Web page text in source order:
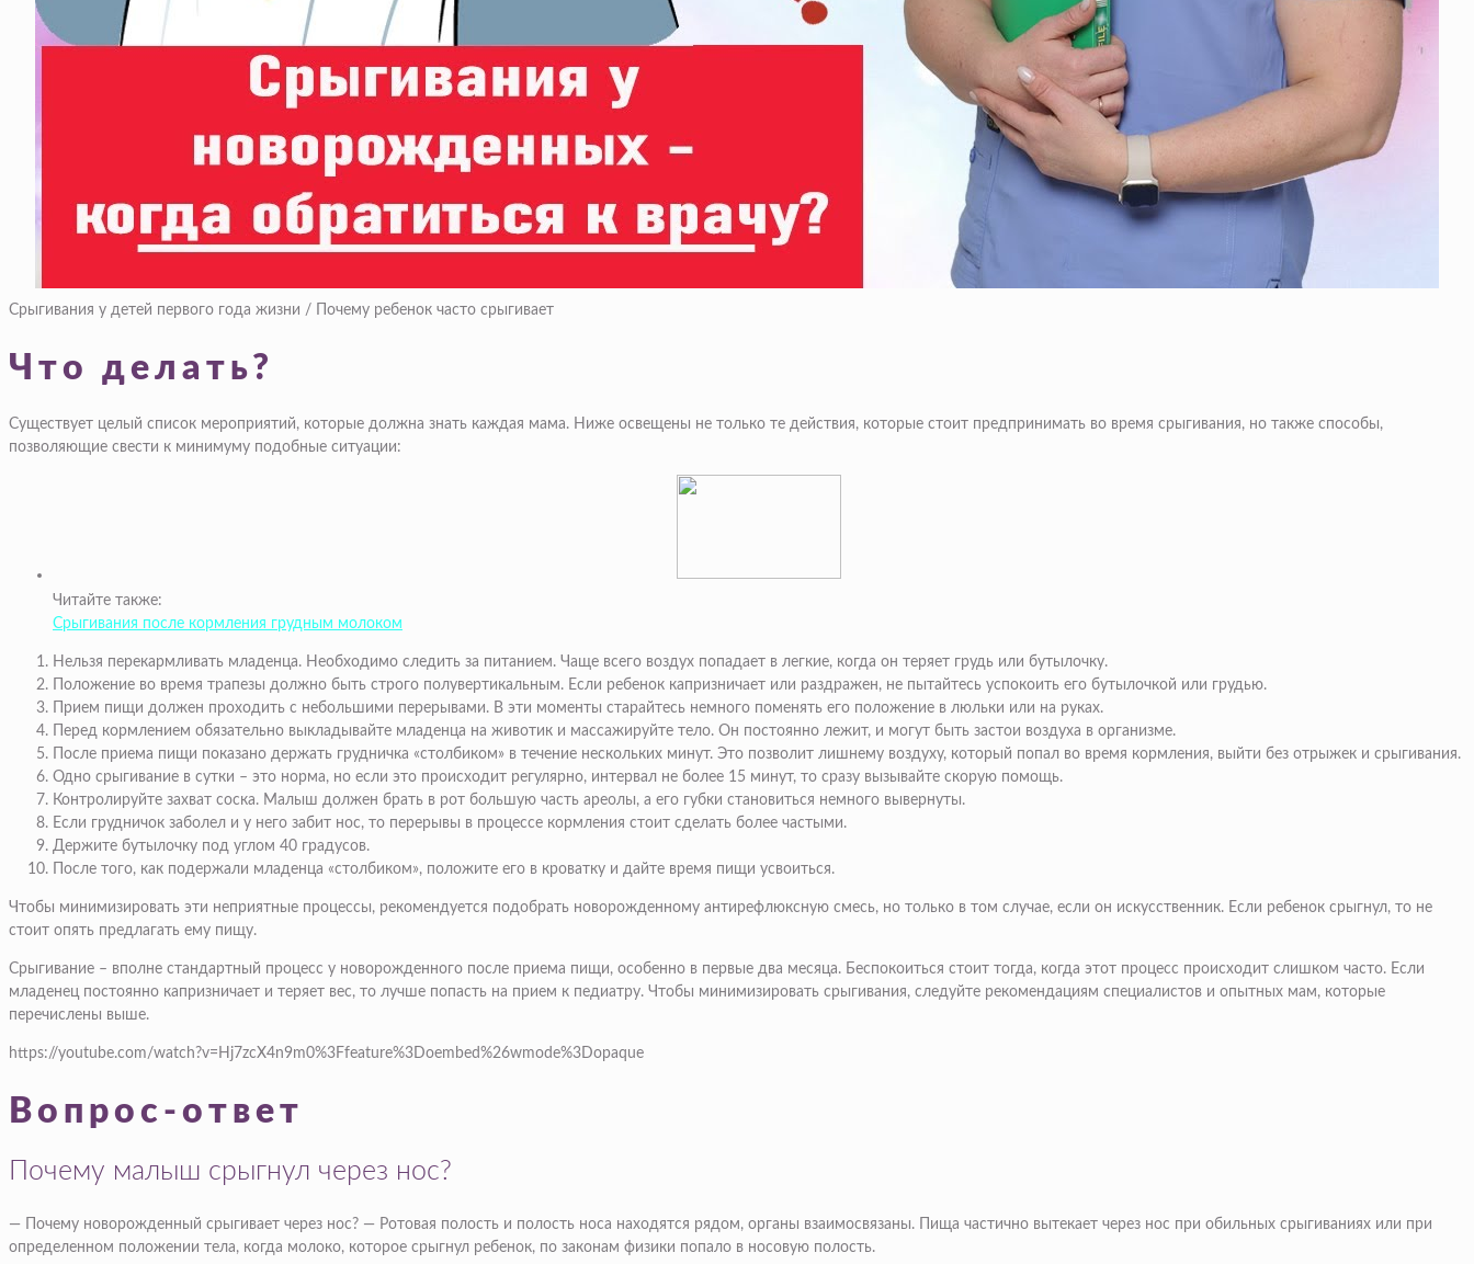
Срыгивания у детей первого года жизни / Почему ребенок часто срыгивает
Что делать?
Существует целый список мероприятий, которые должна знать каждая мама. Ниже освещены не только те действия, которые стоит предпринимать во время срыгивания, но также способы,
позволяющие свести к минимуму подобные ситуации:
Читайте также:
Срыгивания после кормления грудным молоком
Нельзя перекармливать младенца. Необходимо следить за питанием. Чаще всего воздух попадает в легкие, когда он теряет грудь или бутылочку.
Положение во время трапезы должно быть строго полувертикальным. Если ребенок капризничает или раздражен, не пытайтесь успокоить его бутылочкой или грудью.
Прием пищи должен проходить с небольшими перерывами. В эти моменты старайтесь немного поменять его положение в люльки или на руках.
Перед кормлением обязательно выкладывайте младенца на животик и массажируйте тело. Он постоянно лежит, и могут быть застои воздуха в организме.
После приема пищи показано держать грудничка «столбиком» в течение нескольких минут. Это позволит лишнему воздуху, который попал во время кормления, выйти без отрыжек и срыгивания.
Одно срыгивание в сутки – это норма, но если это происходит регулярно, интервал не более 15 минут, то сразу вызывайте скорую помощь.
Контролируйте захват соска. Малыш должен брать в рот большую часть ареолы, а его губки становиться немного вывернуты.
Если грудничок заболел и у него забит нос, то перерывы в процессе кормления стоит сделать более частыми.
Держите бутылочку под углом 40 градусов.
После того, как подержали младенца «столбиком», положите его в кроватку и дайте время пищи усвоиться.
Чтобы минимизировать эти неприятные процессы, рекомендуется подобрать новорожденному антирефлюксную смесь, но только в том случае, если он искусственник. Если ребенок срыгнул, то не
стоит опять предлагать ему пищу.
Срыгивание – вполне стандартный процесс у новорожденного после приема пищи, особенно в первые два месяца. Беспокоиться стоит тогда, когда этот процесс происходит слишком часто. Если
младенец постоянно капризничает и теряет вес, то лучше попасть на прием к педиатру. Чтобы минимизировать срыгивания, следуйте рекомендациям специалистов и опытных мам, которые
перечислены выше.
https://youtube.com/watch?v=Hj7zcX4n9m0%3Ffeature%3Doembed%26wmode%3Dopaque
Вопрос-ответ
Почему малыш срыгнул через нос?
— Почему новорожденный срыгивает через нос? — Ротовая полость и полость носа находятся рядом, органы взаимосвязаны. Пища частично вытекает через нос при обильных срыгиваниях или при
определенном положении тела, когда молоко, которое срыгнул ребенок, по законам физики попало в носовую полость.